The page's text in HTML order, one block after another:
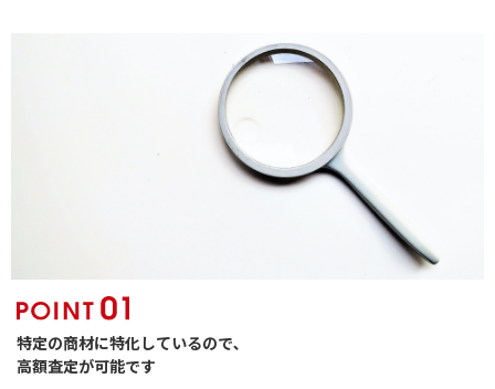
特定の商材に特化しているので､
高額査定が可能です